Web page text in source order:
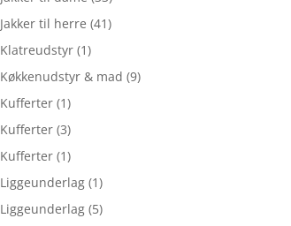
Jakker til herre (41)
Klatreudstyr (1)
Køkkenudstyr & mad (9)
Kufferter (1)
Kufferter (3)
Kufferter (1)
Liggeunderlag (1)
Liggeunderlag (5)